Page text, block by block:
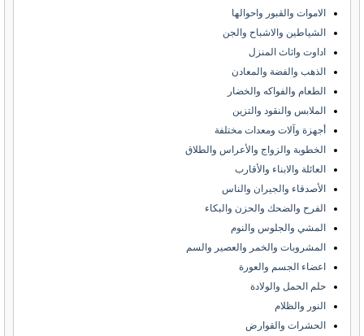
الاموات والقبور واحوالها
الشياطين والاشباح والجن
اداوت واثاث المنزل
الذهب والفضة والمعادن
الطعام والفواكه والخضار
الملابس والنقود والتزين
أجهزة وآلات ومعدات مختلفة
الخطوبة والزواج والأعراس والطلاق
العائلة والابناء والأقارب
الأصدقاء والجيران والناس
الفرح والضحك والحزن والبكاء
المشي والجلوس والنوم
المشروبات والخمر والعصير والسم
اعضاء الجسم والعورة
حلم الحمل والولادة
النور والظلام
الحشرات والقوارض